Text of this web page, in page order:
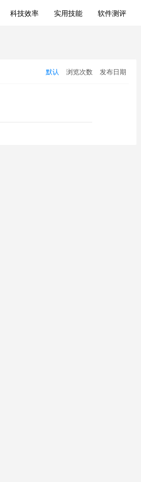
科技效率 实用技能 软件测评
默认 浏览次数 发布日期